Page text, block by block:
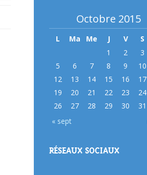
Octobre 2015
L Ma Me J V S
« sept
1 2 3
5
6 7 8 9 10
12
13 14 15 16 17
19
20 21 22 23 24
26
27 28 29 30 31
RÉSEAUX SOCIAUX